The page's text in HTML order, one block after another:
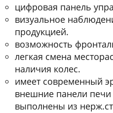
цифровая панель
визуальное
продукцией.
возможность
легкая смена
наличия колес.
имеет современный
внешние панели
выполнены из